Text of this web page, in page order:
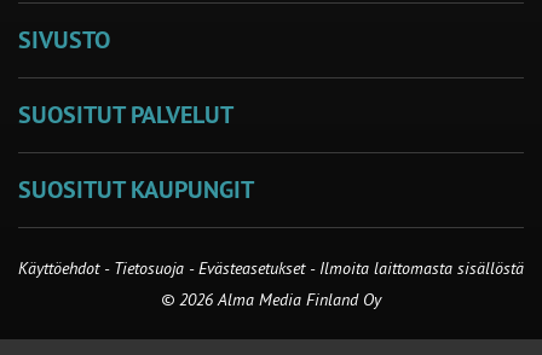
SIVUSTO
SUOSITUT PALVELUT
SUOSITUT KAUPUNGIT
Käyttöehdot - Tietosuoja -Evästeasetukset- Ilmoita laittomasta sisällöstä
© 2026 Alma Media Finland Oy